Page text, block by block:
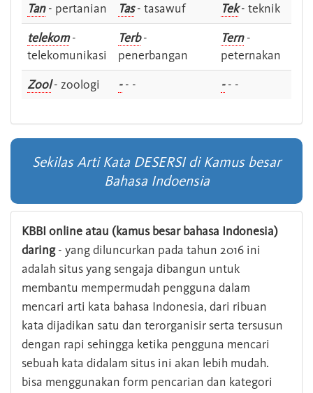
Tan- pertanian Tas- tasawuf Tek- teknik
telekom-
telekomunikasi
Terb-
penerbangan
Tern-
peternakan
Zool- zoologi -- - -- -
Sekilas Arti Kata DESERSI di Kamus besar
Bahasa Indoensia
KBBI online atau (kamus besar bahasa Indonesia)
daring- yang diluncurkan pada tahun 2016 ini
adalah situs yang sengaja dibangun untuk
membantu mempermudah pengguna dalam
mencari arti kata bahasa Indonesia, dari ribuan
kata dijadikan satu dan terorganisir serta tersusun
dengan rapi sehingga ketika pengguna mencari
sebuah kata didalam situs ini akan lebih mudah.
bisa menggunakan form pencarian dan kategori